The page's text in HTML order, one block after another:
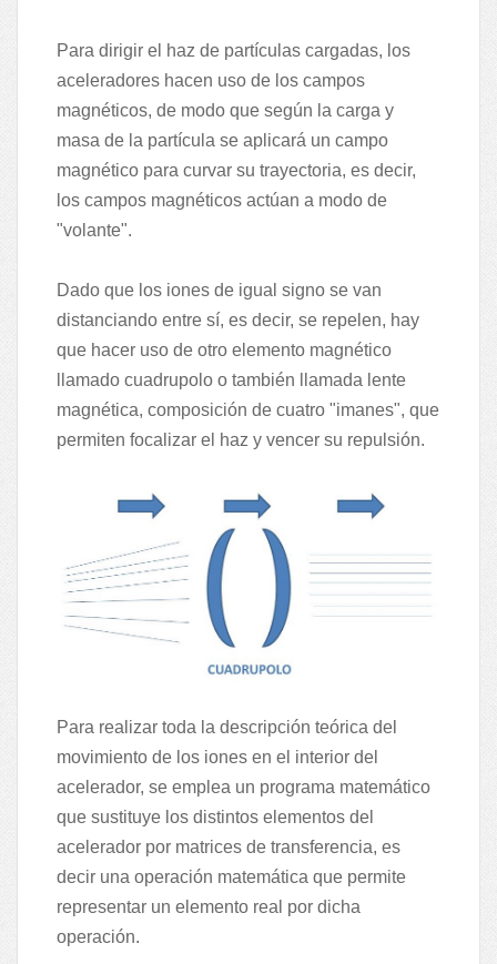
Para dirigir el haz de partículas cargadas, los
aceleradores hacen uso de los campos
magnéticos, de modo que según la carga y
masa de la partícula se aplicará un campo
magnético para curvar su trayectoria, es decir,
los campos magnéticos actúan a modo de
"volante".
Dado que los iones de igual signo se van
distanciando entre sí, es decir, se repelen, hay
que hacer uso de otro elemento magnético
llamado cuadrupolo o también llamada lente
magnética, composición de cuatro "imanes", que
permiten focalizar el haz y vencer su repulsión.
Para realizar toda la descripción teórica del
movimiento de los iones en el interior del
acelerador, se emplea un programa matemático
que sustituye los distintos elementos del
acelerador por matrices de transferencia, es
decir una operación matemática que permite
representar un elemento real por dicha
operación.